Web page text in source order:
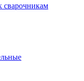
сварочникам